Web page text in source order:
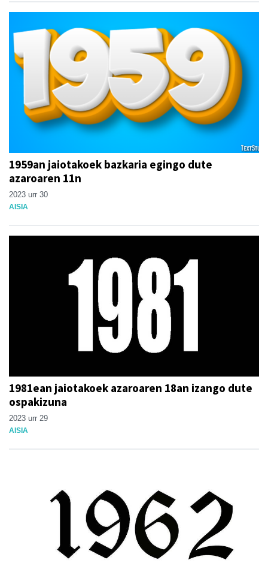
1959an jaiotakoek bazkaria egingo dute
azaroaren 11n
2023 urr 30
AISIA
1981ean jaiotakoek azaroaren 18an izango dute
ospakizuna
2023 urr 29
AISIA